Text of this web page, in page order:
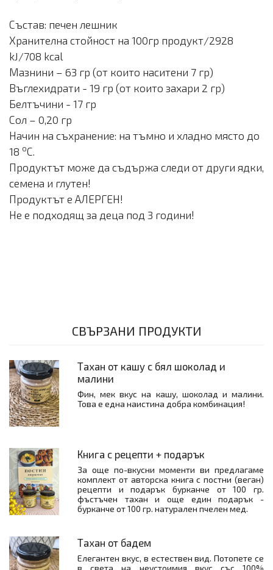
Състав: печен лешник
Хранителна стойност на 100гр продукт/2928
kJ/708 kcal
Мазнини – 63 гр (от които наситени 7 гр)
Въглехидрати - 19 гр (от които захари 2 гр)
Белтъчини - 17 гр
Сол – 0,20 гр
Начин на съхранение: на тъмно и хладно място до
18 оС.
Продуктът може да съдържа следи от други ядки,
семена и глутен!
Продуктът е АЛЕРГЕН!
Не е подходящ за деца под 3 години!
СВЪРЗАНИ ПРОДУКТИ
Тахан от кашу с бял шоколад и
малини
Фин, мек вкус на кашу, шоколад и малини.
Това е една наистина добра комбинация!
Книга с рецепти + подарък
За още по-вкусни моменти ви предлагаме
комплект от авторска книга с постни (веган)
рецепти и подарък бурканче от 100 гр.
фъстъчен тахан и още един подарък -
бурканче от 100 гр. натурален пчелен мед.
Тахан от бадем
Елегантен вкус, в естествен вид. Потопете се
в света на неустоимия вкус със 100%